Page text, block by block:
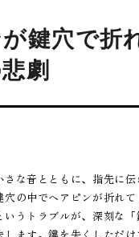
鍵穴で折
劇
さな音とともに、指先に
の中でヘアピンが折れ
うトラブルが、深刻な「
ます。鍵を失くしただ